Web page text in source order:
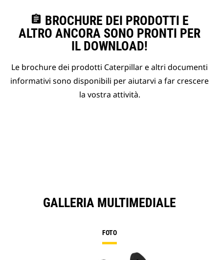
assignment BROCHURE DEI PRODOTTI E
ALTRO ANCORA SONO PRONTI PER
IL DOWNLOAD!
Le brochure dei prodotti Caterpillar e altri documenti
informativi sono disponibili per aiutarvi a far crescere
la vostra attività.
GALLERIA MULTIMEDIALE
FOTO